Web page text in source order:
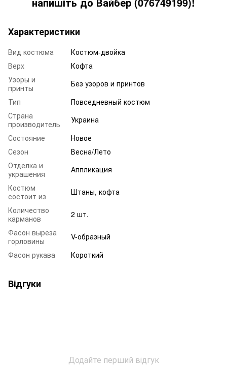
Характеристики
Вид костюма
Костюм-двойка
Верх
Кофта
Узоры и
принты
Без узоров и принтов
Тип
Повседневный костюм
Страна
производитель
Украина
Состояние
Новое
Сезон
Весна/Лето
Отделка и
украшения
Аппликация
Костюм
состоит из
Штаны, кофта
Количество
карманов
2 шт.
Фасон выреза
горловины
V-образный
Фасон рукава
Короткий
Відгуки
Додайте перший відгук